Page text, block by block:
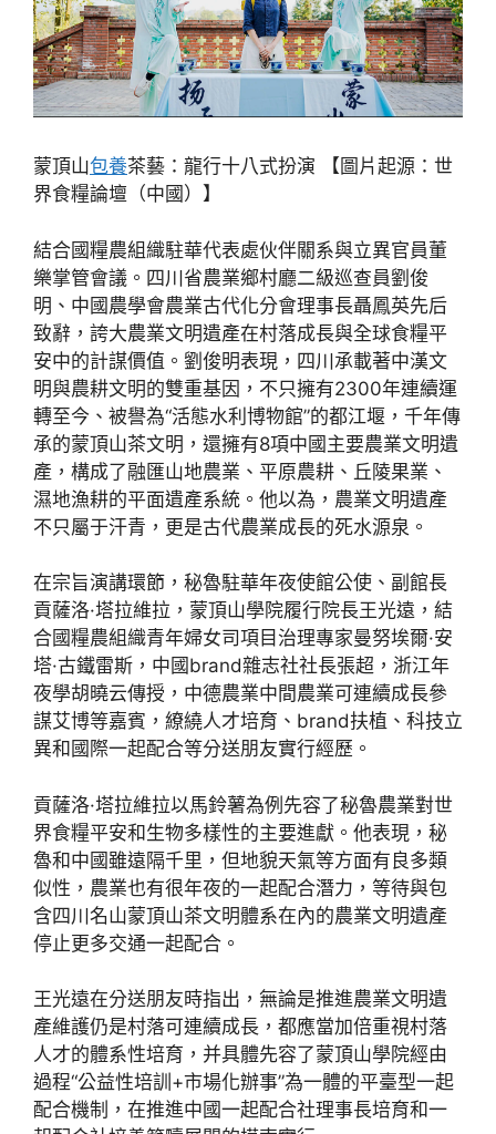
蒙頂山包養茶藝：龍行十八式扮演 【圖片起源：世
界食糧論壇（中國）】
結合國糧農組織駐華代表處伙伴關系與立異官員董
樂掌管會議。四川省農業鄉村廳二級巡查員劉俊
明、中國農學會農業古代化分會理事長聶鳳英先后
致辭，誇大農業文明遺產在村落成長與全球食糧平
安中的計謀價值。劉俊明表現，四川承載著中漢文
明與農耕文明的雙重基因，不只擁有2300年連續運
轉至今、被譽為“活態水利博物館”的都江堰，千年傳
承的蒙頂山茶文明，還擁有8項中國主要農業文明遺
產，構成了融匯山地農業、平原農耕、丘陵果業、
濕地漁耕的平面遺產系統。他以為，農業文明遺產
不只屬于汗青，更是古代農業成長的死水源泉。
在宗旨演講環節，秘魯駐華年夜使館公使、副館長
貢薩洛·塔拉維拉，蒙頂山學院履行院長王光遠，結
合國糧農組織青年婦女司項目治理專家曼努埃爾·安
塔·古鐵雷斯，中國brand雜志社社長張超，浙江年
夜學胡曉云傳授，中德農業中間農業可連續成長參
謀艾博等嘉賓，繚繞人才培育、brand扶植、科技立
異和國際一起配合等分送朋友實行經歷。
貢薩洛·塔拉維拉以馬鈴薯為例先容了秘魯農業對世
界食糧平安和生物多樣性的主要進獻。他表現，秘
魯和中國雖遠隔千里，但地貌天氣等方面有良多類
似性，農業也有很年夜的一起配合潛力，等待與包
含四川名山蒙頂山茶文明體系在內的農業文明遺產
停止更多交通一起配合。
王光遠在分送朋友時指出，無論是推進農業文明遺
產維護仍是村落可連續成長，都應當加倍重視村落
人才的體系性培育，并具體先容了蒙頂山學院經由
過程“公益性培訓+市場化辦事”為一體的平臺型一起
配合機制，在推進中國一起配合社理事長培育和一